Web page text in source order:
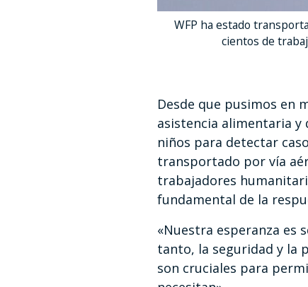
WFP ha estado
cientos de
Desde que pusimos en
asistencia alimentaria y
niños para detectar
transportado por vía
trabajadores
fundamental de la
«Nuestra esperanza es
tanto, la seguridad y la
son cruciales para